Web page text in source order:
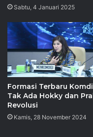
Sabtu, 4 Januari 2025
Formasi Terbaru
Tak Ada Hokky dan
Revolusi
Kamis, 28 November 2024